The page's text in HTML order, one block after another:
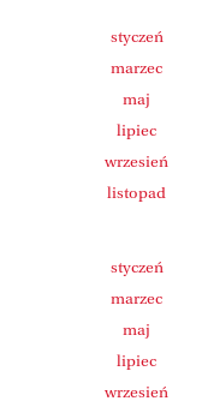
styczeń
marzec
maj
lipiec
wrzesień
listopad
styczeń
marzec
maj
lipiec
wrzesień